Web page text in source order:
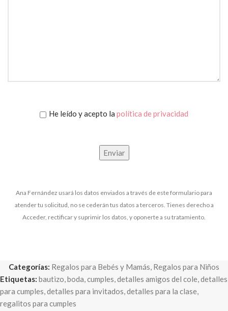
He leído y acepto la política de privacidad
Ana Fernández usará los datos enviados a través de este formulario para
atender tu solicitud, no se cederán tus datos a terceros. Tienes derecho a
Acceder, rectificar y suprimir los datos, y oponerte a su tratamiento.
Categorías: Regalos para Bebés y Mamás, Regalos para Niños
Etiquetas: bautizo,boda,cumples,detalles amigos del cole,detalles
para cumples,detalles para invitados,detalles para la clase,
regalitos para cumples